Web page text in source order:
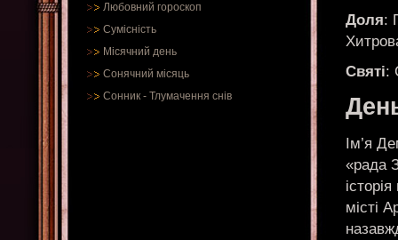
Любовний гороскоп
Сумісність
Місячний день
Сонячний місяць
Сонник - Тлумачення снів
Доля:
Святі:
Ім’я
«рада
місті